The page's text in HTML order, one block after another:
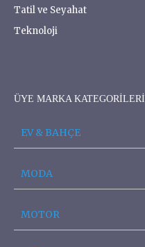
Tatil ve Seyahat
Teknoloji
ÜYE MARKA KATEGORILERI
EV & BAHÇE
MODA
MOTOR